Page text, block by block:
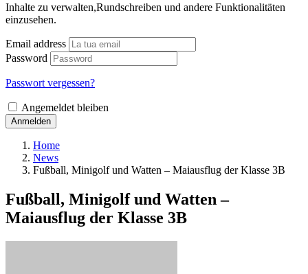
Inhalte zu verwalten,Rundschreiben und andere Funktionalitäten
einzusehen.
Email address
Password
Passwort vergessen?
Angemeldet bleiben
Anmelden
Home
News
Fußball, Minigolf und Watten – Maiausflug der Klasse 3B
Fußball, Minigolf und Watten –
Maiausflug der Klasse 3B